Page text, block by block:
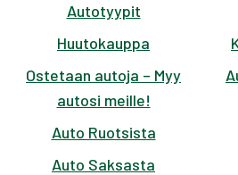
Autotyypit
Huutokauppa
Ostetaan autoja – Myy
autosi meille!
Auto Ruotsista
Auto Saksasta